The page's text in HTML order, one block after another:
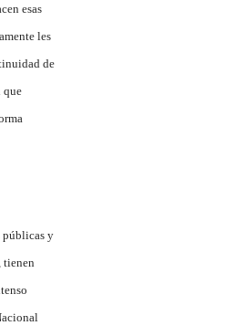
esas
les
de
que
públicas y
tienen